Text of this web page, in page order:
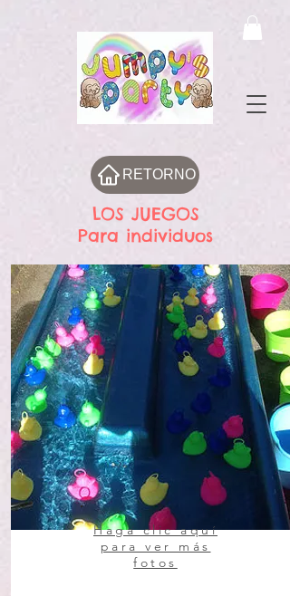
RETORNO
LOS JUEGOS
Para individuos
Haga clic aquí
para ver más
fotos